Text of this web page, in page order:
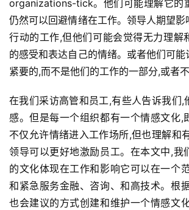
M
B
A
咨
询
问
答
organizations-tick。他们可能理解它的
仍然可以回避情绪在工作。领导人期望影
行动的工作,但他们可能会觉得无力理解
的感受和表达自己的情绪。或者他们可
紧要的,而不是他们的工作的一部分,或者不
在我们采访高管和员工,有些人告诉我们,
感。但是每一个组织都有一个情感文化,
不仅允许情绪进入工作场所,但也理解和
领导可以更好地激励员工。在本文中,我
的文化体现在工作和影响它可以在一个
和紧急服务金融、咨询、和高技术。根
也会建议的方式创建和维护一个情感文